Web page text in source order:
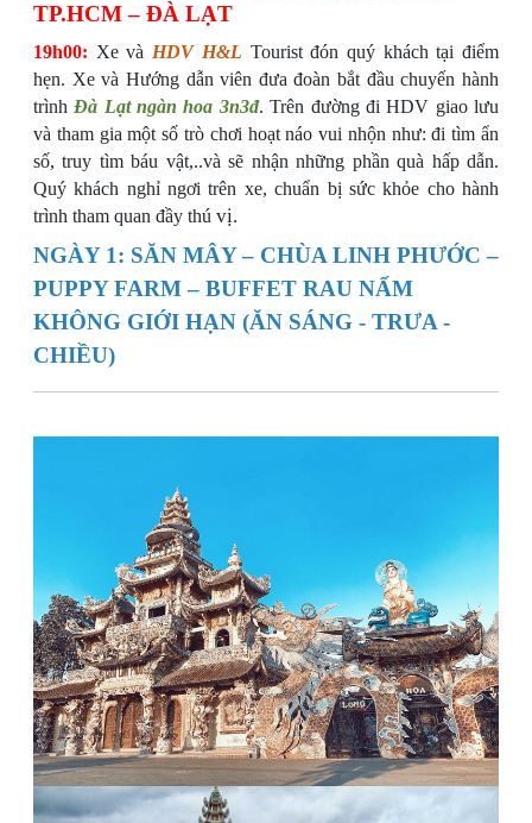
TP.HCM– ĐÀ LẠT
19h00: Xe và HDV H&L Tourist đón quý khách tại điểm
hẹn. Xe và Hướng dẫn viên đưa đoàn bắt đầu chuyến hành
trìnhĐà Lạt ngàn hoa 3n3đ. Trên đường đi HDV giao lưu
và tham gia một số trò chơi hoạt náo vui nhộn như: đi tìm ẩn
số, truy tìm báu vật,..và sẽ nhận những phần quà hấp dẫn.
Quý khách nghỉ ngơi trên xe, chuẩn bị sức khỏe cho hành
trình tham quan đầy thú vị.
NGÀY 1: SĂN MÂY – CHÙA LINH PHƯỚC –
PUPPY FARM – BUFFET RAU NẤM
KHÔNG GIỚI HẠN (ĂN SÁNG - TRƯA -
CHIỀU)